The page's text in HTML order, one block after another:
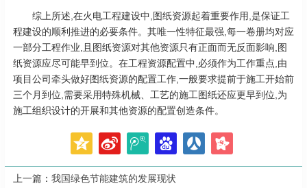
综上所述,在火电工程建设中,图纸资源起着重要作用,是保证工
程建设的顺利推进的必要条件。其唯一性特征最强,每一卷册均对应
一部分工程作业,且图纸资源对其他资源只有正面而无反面影响,图
纸资源应尽可能早到位。在工程资源配置中,必须作为工作重点,由
项目公司牵头做好图纸资源的配置工作,一般要求提前于施工开始前
三个月到位,需要采用特殊机械、工艺的施工图纸还应更早到位,为
施工组织设计的开展和其他资源的配置创造条件。
上一篇： 我国绿色节能建筑的发展现状